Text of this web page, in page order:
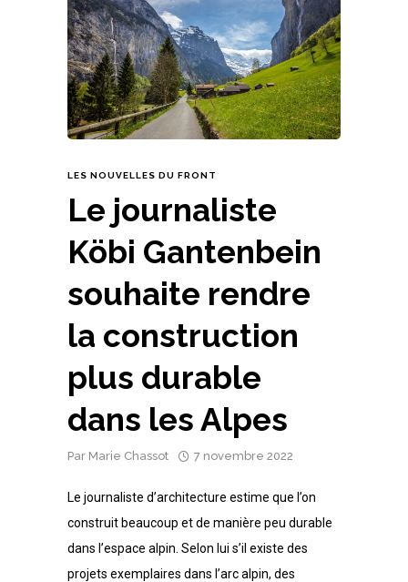
LES NOUVELLES DU FRONT
Le journaliste
Köbi Gantenbein
souhaite rendre
la construction
plus durable
dans les Alpes
Par Marie Chassot 7 novembre 2022
Le journaliste d’architecture estime que l’on
construit beaucoup et de manière peu durable
dans l’espace alpin. Selon lui s’il existe des
projets exemplaires dans l’arc alpin, des